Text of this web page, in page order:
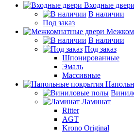
Входные двери
В наличии
Под заказ
В наличии
Под заказ
Шпонированные
Эмаль
Массивные
Ламинат
Ritter
AGT
Krono Original